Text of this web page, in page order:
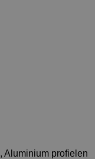
, Aluminium profielen